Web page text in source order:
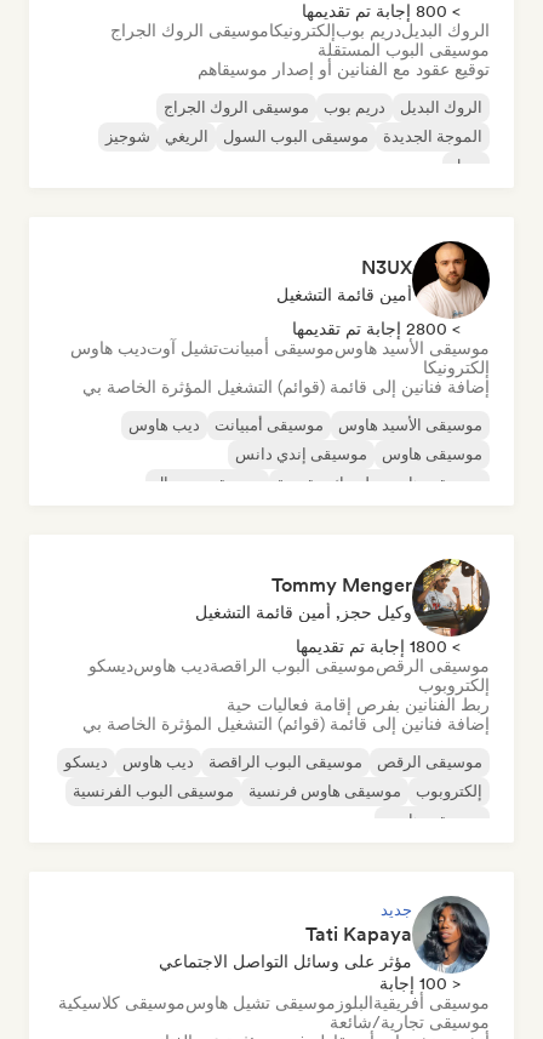
> 800 إجابة تم تقديمها
الروك البديلدريم بوبإلكترونيكاموسيقى الروك الجراج
موسيقى البوب المستقلة
توقيع عقود مع الفنانين أو إصدار موسيقاهم
الروك البديل دريم بوب
موسيقى الروك الجراج
الموجة الجديدة
موسيقى البوب السول الريغي
شوجيز
سول
N3UX
أمين قائمة التشغيل
> 2800 إجابة تم تقديمها
موسيقى الأسيد هاوسموسيقى أمبيانتتشيل آوتديب هاوس
إلكترونيكا
إضافة فنانين إلى قائمة (قوائم) التشغيل المؤثرة الخاصة بي
موسيقى الأسيد هاوس موسيقى أمبيانت
ديب هاوس
موسيقى هاوس
موسيقى إندي دانس
موسيقى هاوس ملوديك وتقدمية
موسيقى مينيمال
Tommy Menger
وكيل حجز, أمين قائمة التشغيل
> 1800 إجابة تم تقديمها
موسيقى الرقصموسيقى البوب الراقصةديب هاوسديسكو
إلكتروبوب
ربط الفنانين بفرص إقامة فعاليات حية
إضافة فنانين إلى قائمة (قوائم) التشغيل المؤثرة الخاصة بي
موسيقى الرقص موسيقى البوب الراقصة ديب هاوس
ديسكو
إلكتروبوب
موسيقى هاوس فرنسية
موسيقى البوب الفرنسية
موسيقى هاوس
جديد
Tati Kapaya
مؤثر على وسائل التواصل الاجتماعي
< 100 إجابة
موسيقى أفريقيةالبلوز موسيقى تشيل هاوسموسيقى كلاسيكية
موسيقى تجارية/شائعة